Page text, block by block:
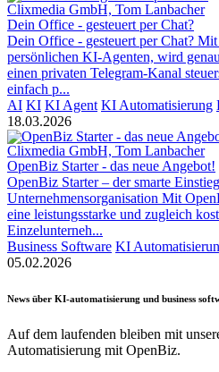
Clixmedia GmbH, Tom Lanbacher
Dein Office - gesteuert per Chat?
Dein Office - gesteuert per Chat?
persönlichen KI-Agenten, wird
einen privaten Telegram-Kanal
einfach p...
AI KI KI Agent KI Automatisierung
18.03.2026
Clixmedia GmbH, Tom Lanbacher
OpenBiz Starter - das neue Angebot!
OpenBiz Starter – der smarte
Unternehmensorganisation Mit
eine leistungsstarke und zugleich
Einzelunterneh...
Business Software KI
05.02.2026
News über KI-automatisierung und business
Auf dem laufenden bleiben mit
Automatisierung mit OpenBiz.